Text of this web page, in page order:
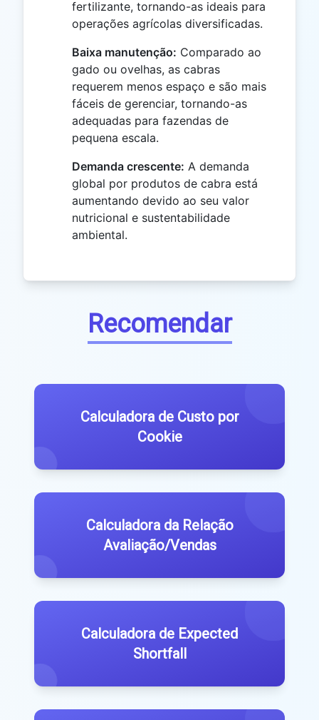
fertilizante, tornando-as ideais para
operações agrícolas diversificadas.
Baixa manutenção: Comparado ao
gado ou ovelhas, as cabras
requerem menos espaço e são mais
fáceis de gerenciar, tornando-as
adequadas para fazendas de
pequena escala.
Demanda crescente: A demanda
global por produtos de cabra está
aumentando devido ao seu valor
nutricional e sustentabilidade
ambiental.
Recomendar
Calculadora de Custo por
Cookie
Calculadora da Relação
Avaliação/Vendas
Calculadora de Expected
Shortfall